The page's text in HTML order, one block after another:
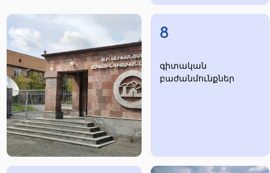
8
​​​գիտական
բաժանմունքներ